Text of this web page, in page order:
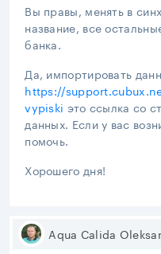
Вы правы, менять в
название, все
банка.
Да, импортировать
https://
vypiski это ссылка со
данных. Если у вас
помочь.
Хорошего дня!
Aqua Calida